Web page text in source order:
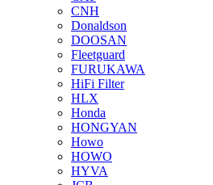
CNH
Donaldson
DOOSAN
Fleetguard
FURUKAWA
HiFi Filter
HLX
Honda
HONGYAN
Howo
HOWO
HYVA